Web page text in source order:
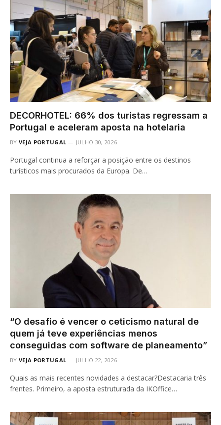
DECORHOTEL: 66% dos turistas regressam a
Portugal e aceleram aposta na hotelaria
BY VEJA PORTUGAL JULHO 30, 2026
Portugal continua a reforçar a posição entre os destinos
turísticos mais procurados da Europa. De…
“O desafio é vencer o ceticismo natural de
quem já teve experiências menos
conseguidas com software de planeamento”
BY VEJA PORTUGAL JULHO 22, 2026
Quais as mais recentes novidades a destacar?Destacaria três
frentes. Primeiro, a aposta estruturada da IKOffice…